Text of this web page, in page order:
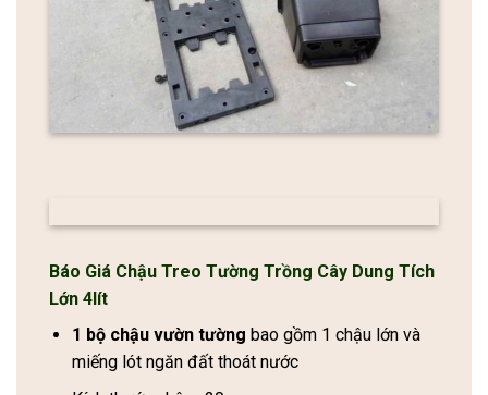
Báo Giá Chậu Treo Tường Trồng Cây Dung Tích
Lớn 4lít
1 bộ chậu vườn tường bao gồm 1 chậu lớn và
miếng lót ngăn đất thoát nước